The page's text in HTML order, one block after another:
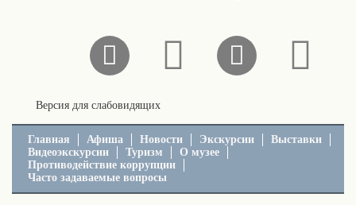
Версия для слабовидящих
Главная Афиша Новости Экскурсии
Выставки
Видеоэкскурсии
Туризм
О музее
Противодействие коррупции
Часто задаваемые вопросы